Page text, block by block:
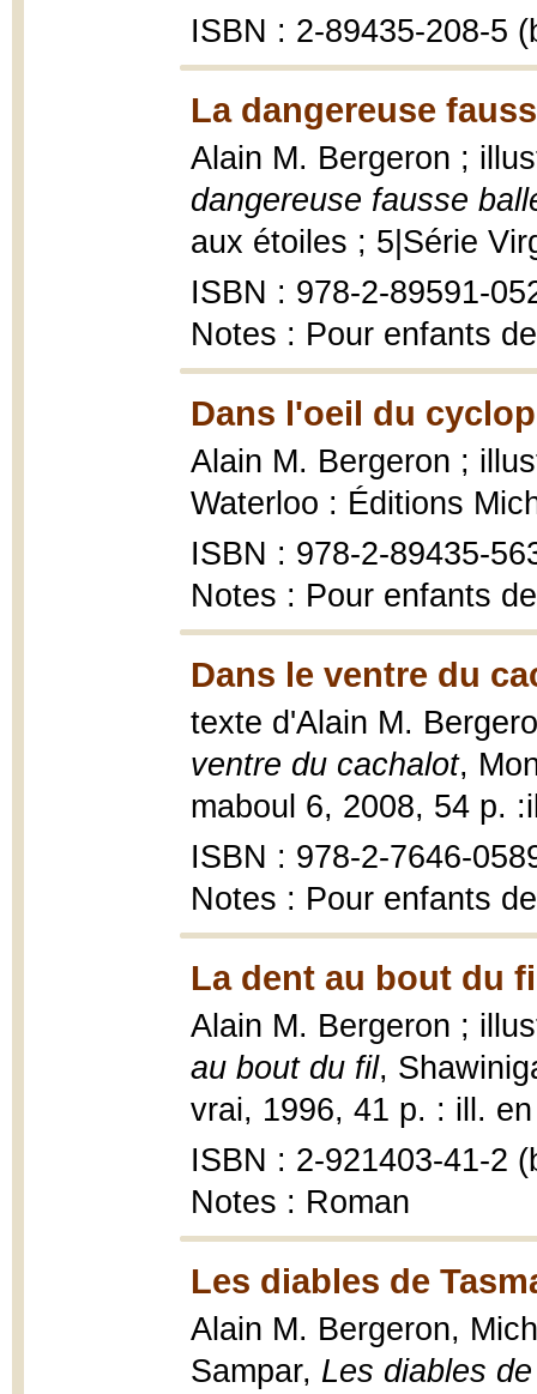
ISBN : 2-89435-208-5
La dangereuse
Alain M. Bergeron ;
dangereuse fausse
aux étoiles ; 5|Série
ISBN : 978-2-89591-
Notes : Pour enfants
Dans l'oeil du
Alain M. Bergeron ;
Waterloo : Éditions
ISBN : 978-2-89435-
Notes : Pour enfants
Dans le ventre du
texte d'Alain M.
ventre du cachalot,
maboul 6, 2008, 54 p.
ISBN : 978-2-7646-
Notes : Pour enfants
La dent au bout du
Alain M. Bergeron ;
au bout du fil,
vrai, 1996, 41 p. : ill.
ISBN : 2-921403-41-2
Notes : Roman
Les diables de
Alain M. Bergeron,
Sampar, Les diables